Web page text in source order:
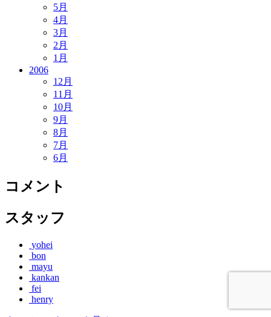
5月
4月
3月
2月
1月
2006
12月
11月
10月
9月
8月
7月
6月
コメント
スタッフ
yohei
bon
mayu
kankan
fei
henry